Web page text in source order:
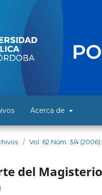
Acerca de
/ Vol. 62 Núm. 3/4
del